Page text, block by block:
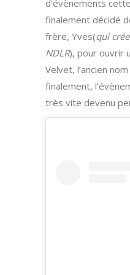
d’évènements
finalement décidé
frère, Yves(qui
NDLR), pour ouvrir
Velvet, l’ancien
finalement,
très vite devenu